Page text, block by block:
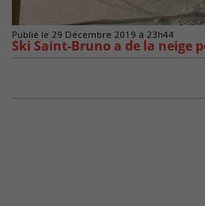
Publié le 29 Décembre 2019 à 23h44
Ski Saint-Bruno a de la neige